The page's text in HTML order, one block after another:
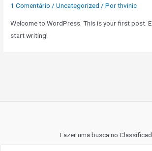
1 Comentário /Uncategorized / Porthvinic
Welcome to WordPress. This is your first post.
start writing!
Fazer uma busca no